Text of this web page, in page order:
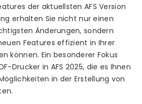
der aktuellsten AFS Version
erhalten Sie nicht nur einen
Änderungen, sondern
Features effizient in Ihrer
können. Ein besonderer Fokus
Drucker in AFS 2025, die es Ihnen
in der Erstellung von